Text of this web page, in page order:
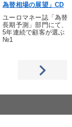
為替相場の展望」CD
ユーロマネー誌「為替
長期予測」部門にて、
5年連続で顧客が選ぶ
№1